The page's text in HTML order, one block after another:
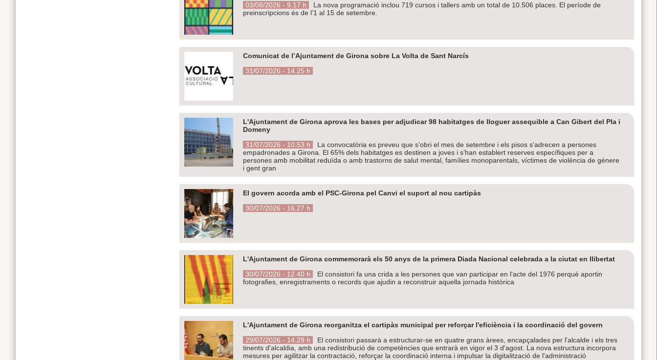
03/08/2026 - 9.17 h
La nova programació inclou 719 cursos i tallers amb un total de 10.506 places. El període de
preinscripcions és de l’1 al 15 de setembre.
Comunicat de l’Ajuntament de Girona sobre La Volta de Sant Narcís
31/07/2026 - 14.25 h
L'Ajuntament de Girona aprova les bases per adjudicar 98 habitatges de lloguer assequible a Can Gibert del Pla i
Domeny
31/07/2026 - 10.53 h
La convocatòria es preveu que s’obri el mes de setembre i els pisos s'adrecen a persones
empadronades a Girona. El 65% dels habitatges es destinen a joves i s’han establert reserves específiques per a
persones amb mobilitat reduïda o amb trastorns de salut mental, famílies monoparentals, víctimes de violència de gènere
i gent gran
El govern acorda amb el PSC-Girona pel Canvi el suport al nou cartipàs
30/07/2026 - 16.27 h
L'Ajuntament de Girona commemorarà els 50 anys de la primera Diada Nacional celebrada a la ciutat en llibertat
30/07/2026 - 12.40 h
El consistori fa una crida a les persones que van participar en l'acte del 1976 perquè aportin
fotografies, enregistraments o records que ajudin a reconstruir aquella jornada històrica
L'Ajuntament de Girona reorganitza el cartipàs municipal per reforçar l'eficiència i la coordinació del govern
29/07/2026 - 14.29 h
El consistori passarà a estructurar-se en quatre grans àrees, encapçalades per l'alcalde i els tres
tinents d'alcaldia, amb una redistribució de competències que entrarà en vigor el 3 d'agost. La nova estructura incorpora
mesures per agilitzar la contractació, reforçar la coordinació interna i impulsar la digitalització de l'administració